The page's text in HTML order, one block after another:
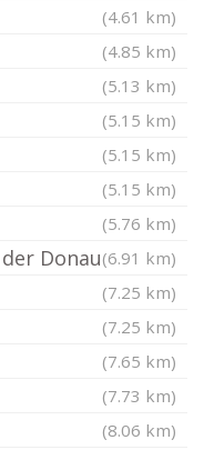
(4.61 km)
(4.85 km)
(5.13 km)
(5.15 km)
(5.15 km)
(5.15 km)
(5.76 km)
Donau(6.91 km)
(7.25 km)
(7.25 km)
(7.65 km)
(7.73 km)
(8.06 km)